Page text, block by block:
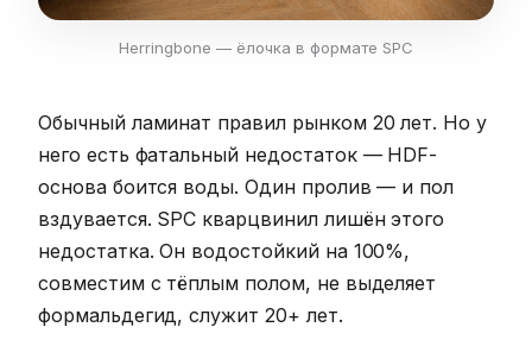
Herringbone — ёлочка в формате SPC
Обычный ламинат правил рынком 20 лет. Но у
него есть фатальный недостаток — HDF-
основа боится воды. Один пролив — и пол
вздувается. SPC кварцвинил лишён этого
недостатка. Он водостойкий на 100%,
совместим с тёплым полом, не выделяет
формальдегид, служит 20+ лет.